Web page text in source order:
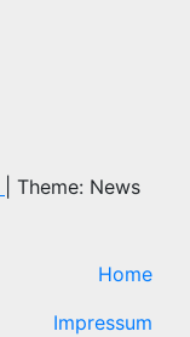
Theme: News
Home
Impressum